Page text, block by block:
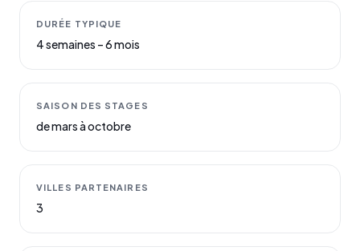
DURÉE TYPIQUE
4 semaines – 6 mois
SAISON DES STAGES
de mars à octobre
VILLES PARTENAIRES
3